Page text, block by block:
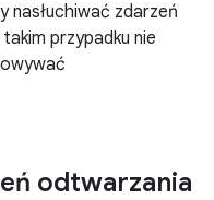
nasłuchiwać zdarzeń
przypadku nie
odtwarzania